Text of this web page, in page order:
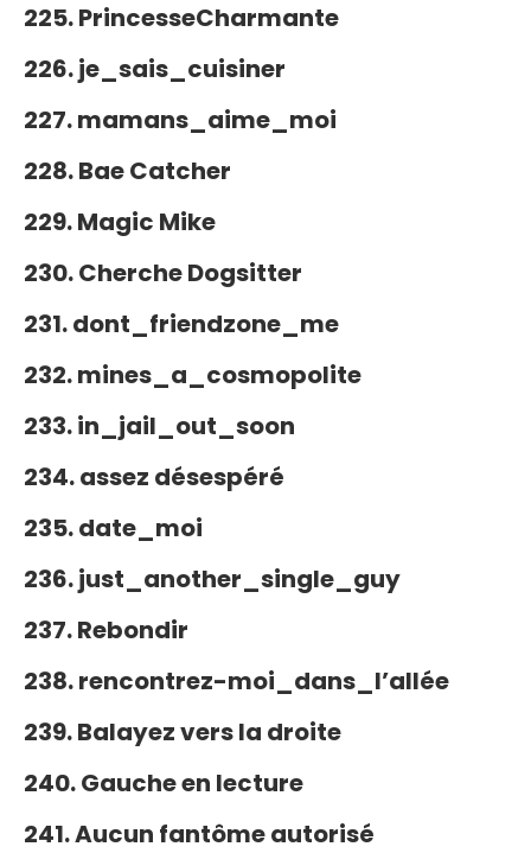
225. PrincesseCharmante
226. je_sais_cuisiner
227. mamans_aime_moi
228. Bae Catcher
229. Magic Mike
230. Cherche Dogsitter
231. dont_friendzone_me
232. mines_a_cosmopolite
233. in_jail_out_soon
234. assez désespéré
235. date_moi
236. just_another_single_guy
237. Rebondir
238. rencontrez-moi_dans_l’allée
239. Balayez vers la droite
240. Gauche en lecture
241. Aucun fantôme autorisé